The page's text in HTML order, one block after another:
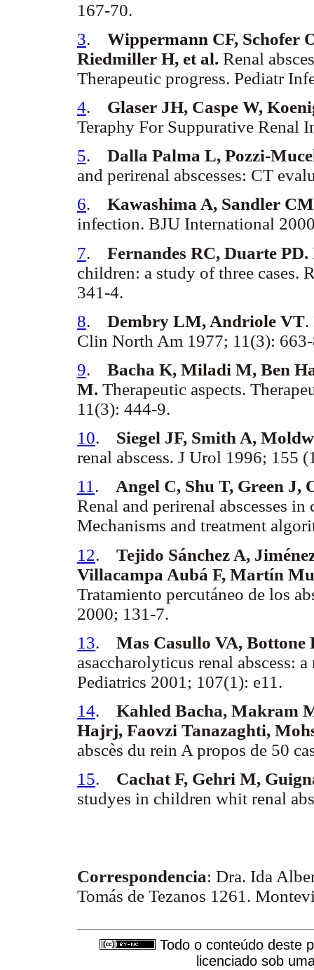
167-70.
3. Wippermann CF, Schofer
Riedmiller H, et al. Renal
Therapeutic progress. Pediatr
4. Glaser JH, Caspe W,
Teraphy For Suppurative Renal
5. Dalla Palma L, Pozzi-
and perirenal abscesses: CT
6. Kawashima A, Sandler
infection. BJU International
7. Fernandes RC, Duarte PD.
children: a study of three cases.
341-4.
8. Dembry LM, Andriole VT.
Clin North Am 1977; 11(3):
9. Bacha K, Miladi M, Ben
M. Therapeutic aspects.
11(3): 444-9.
10. Siegel JF, Smith A,
renal abscess. J Urol 1996; 155
11. Angel C, Shu T, Green J,
Renal and perirenal abscesses
Mechanisms and treatment
12. Tejido Sánchez A,
Villacampa Aubá F, Martín
Tratamiento percutáneo de los
2000; 131-7.
13. Mas Casullo VA, Bottone
asaccharolyticus renal abscess:
Pediatrics 2001; 107(1): e11.
14. Kahled Bacha, Makram
Hajrj, Faovzi Tanazaghti,
abscès du rein A propos de 50
15. Cachat F, Gehri M,
studyes in children whit renal
Correspondencia: Dra. Ida
Tomás de Tezanos 1261.
Todo o conteúdo deste
licenciado sob